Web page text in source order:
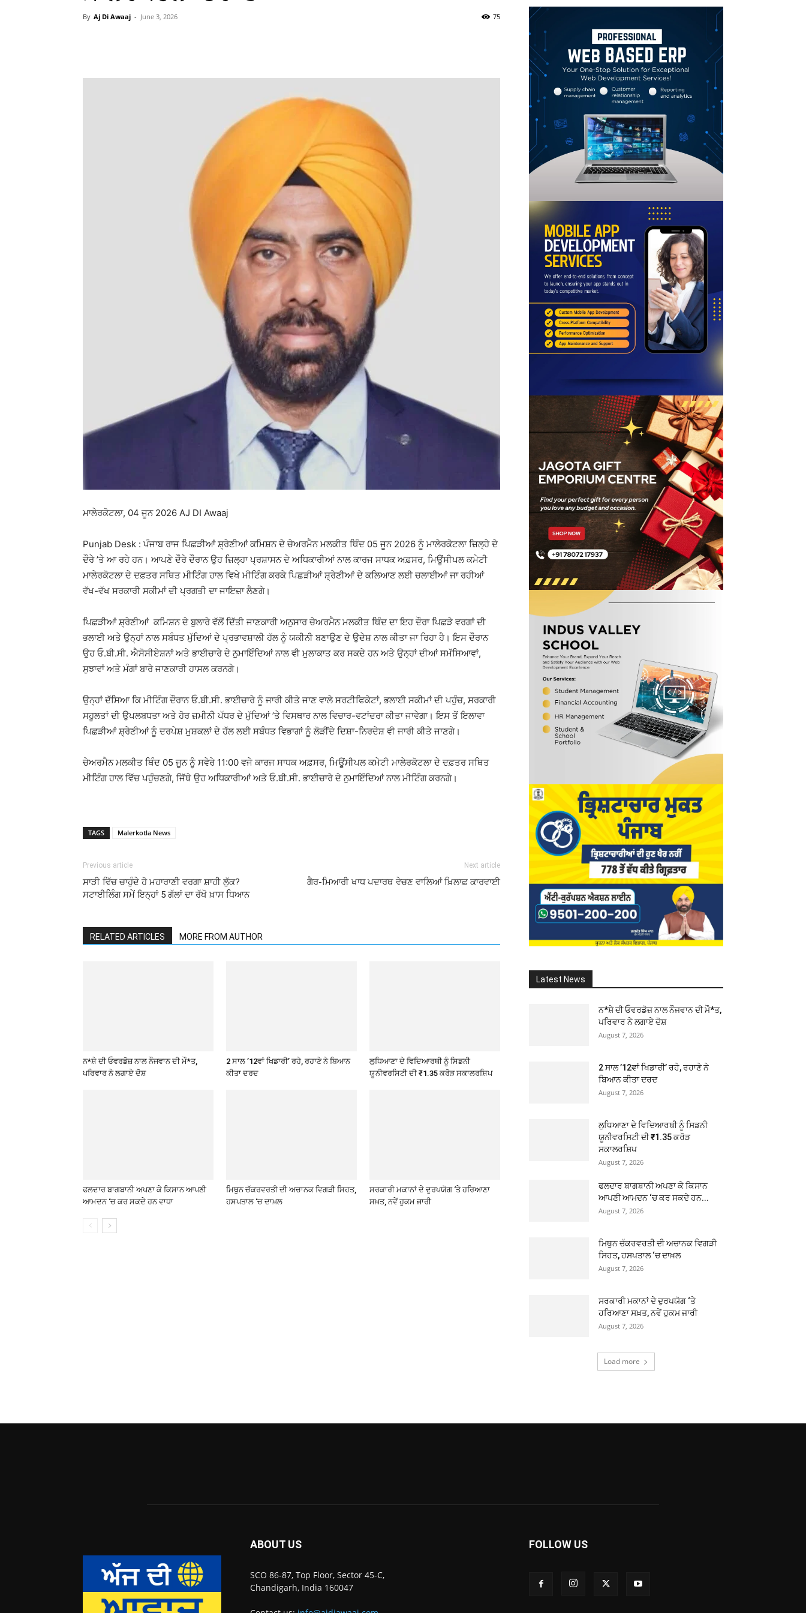
By Aj Di Awaaj - June 3, 2026 75
Email Print
ਮਾਲੇਰਕੋਟਲਾ, 04 ਜੂਨ 2026 AJ DI Awaaj
Punjab Desk : ਪੰਜਾਬ ਰਾਜ ਪਿਛੜੀਆਂ ਸ਼੍ਰੇਣੀਆਂ ਕਮਿਸ਼ਨ ਦੇ ਚੇਅਰਮੈਨ ਮਲਕੀਤ ਥਿੰਦ 05 ਜੂਨ 2026 ਨੂੰ ਮਾਲੇਰਕੋਟਲਾ ਜ਼ਿਲ੍ਹੇ ਦੇ
ਦੌਰੇ ’ਤੇ ਆ ਰਹੇ ਹਨ। ਆਪਣੇ ਦੌਰੇ ਦੌਰਾਨ ਉਹ ਜ਼ਿਲ੍ਹਾ ਪ੍ਰਸ਼ਾਸਨ ਦੇ ਅਧਿਕਾਰੀਆਂ ਨਾਲ ਕਾਰਜ ਸਾਧਕ ਅਫ਼ਸਰ, ਮਿਊਂਸੀਪਲ ਕਮੇਟੀ
ਮਾਲੇਰਕੋਟਲਾ ਦੇ ਦਫ਼ਤਰ ਸਥਿਤ ਮੀਟਿੰਗ ਹਾਲ ਵਿਖੇ ਮੀਟਿੰਗ ਕਰਕੇ ਪਿਛੜੀਆਂ ਸ਼੍ਰੇਣੀਆਂ ਦੇ ਕਲਿਆਣ ਲਈ ਚਲਾਈਆਂ ਜਾ ਰਹੀਆਂ
ਵੱਖ-ਵੱਖ ਸਰਕਾਰੀ ਸਕੀਮਾਂ ਦੀ ਪ੍ਰਗਤੀ ਦਾ ਜਾਇਜ਼ਾ ਲੈਣਗੇ।
ਪਿਛੜੀਆਂ ਸ਼੍ਰੇਣੀਆਂ ਕਮਿਸ਼ਨ ਦੇ ਬੁਲਾਰੇ ਵੱਲੋਂ ਦਿੱਤੀ ਜਾਣਕਾਰੀ ਅਨੁਸਾਰ ਚੇਅਰਮੈਨ ਮਲਕੀਤ ਥਿੰਦ ਦਾ ਇਹ ਦੌਰਾ ਪਿਛੜੇ ਵਰਗਾਂ ਦੀ
ਭਲਾਈ ਅਤੇ ਉਨ੍ਹਾਂ ਨਾਲ ਸਬੰਧਤ ਮੁੱਦਿਆਂ ਦੇ ਪ੍ਰਭਾਵਸ਼ਾਲੀ ਹੱਲ ਨੂੰ ਯਕੀਨੀ ਬਣਾਉਣ ਦੇ ਉਦੇਸ਼ ਨਾਲ ਕੀਤਾ ਜਾ ਰਿਹਾ ਹੈ। ਇਸ ਦੌਰਾਨ
ਉਹ ਓ.ਬੀ.ਸੀ. ਐਸੋਸੀਏਸ਼ਨਾਂ ਅਤੇ ਭਾਈਚਾਰੇ ਦੇ ਨੁਮਾਇੰਦਿਆਂ ਨਾਲ ਵੀ ਮੁਲਾਕਾਤ ਕਰ ਸਕਦੇ ਹਨ ਅਤੇ ਉਨ੍ਹਾਂ ਦੀਆਂ ਸਮੱਸਿਆਵਾਂ,
ਸੁਝਾਵਾਂ ਅਤੇ ਮੰਗਾਂ ਬਾਰੇ ਜਾਣਕਾਰੀ ਹਾਸਲ ਕਰਨਗੇ।
ਉਨ੍ਹਾਂ ਦੱਸਿਆ ਕਿ ਮੀਟਿੰਗ ਦੌਰਾਨ ਓ.ਬੀ.ਸੀ. ਭਾਈਚਾਰੇ ਨੂੰ ਜਾਰੀ ਕੀਤੇ ਜਾਣ ਵਾਲੇ ਸਰਟੀਫਿਕੇਟਾਂ, ਭਲਾਈ ਸਕੀਮਾਂ ਦੀ ਪਹੁੰਚ, ਸਰਕਾਰੀ
ਸਹੂਲਤਾਂ ਦੀ ਉਪਲਬਧਤਾ ਅਤੇ ਹੋਰ ਜ਼ਮੀਨੀ ਪੱਧਰ ਦੇ ਮੁੱਦਿਆਂ ’ਤੇ ਵਿਸਥਾਰ ਨਾਲ ਵਿਚਾਰ-ਵਟਾਂਦਰਾ ਕੀਤਾ ਜਾਵੇਗਾ। ਇਸ ਤੋਂ ਇਲਾਵਾ
ਪਿਛੜੀਆਂ ਸ਼੍ਰੇਣੀਆਂ ਨੂੰ ਦਰਪੇਸ਼ ਮੁਸ਼ਕਲਾਂ ਦੇ ਹੱਲ ਲਈ ਸਬੰਧਤ ਵਿਭਾਗਾਂ ਨੂੰ ਲੋੜੀਂਦੇ ਦਿਸ਼ਾ-ਨਿਰਦੇਸ਼ ਵੀ ਜਾਰੀ ਕੀਤੇ ਜਾਣਗੇ।
ਚੇਅਰਮੈਨ ਮਲਕੀਤ ਥਿੰਦ 05 ਜੂਨ ਨੂੰ ਸਵੇਰੇ 11:00 ਵਜੇ ਕਾਰਜ ਸਾਧਕ ਅਫ਼ਸਰ, ਮਿਊਂਸੀਪਲ ਕਮੇਟੀ ਮਾਲੇਰਕੋਟਲਾ ਦੇ ਦਫ਼ਤਰ ਸਥਿਤ
ਮੀਟਿੰਗ ਹਾਲ ਵਿੱਚ ਪਹੁੰਚਣਗੇ, ਜਿੱਥੇ ਉਹ ਅਧਿਕਾਰੀਆਂ ਅਤੇ ਓ.ਬੀ.ਸੀ. ਭਾਈਚਾਰੇ ਦੇ ਨੁਮਾਇੰਦਿਆਂ ਨਾਲ ਮੀਟਿੰਗ ਕਰਨਗੇ।
TAGS Malerkotla News
Previous article
ਸਾੜੀ ਵਿੱਚ ਚਾਹੁੰਦੇ ਹੋ ਮਹਾਰਾਣੀ ਵਰਗਾ ਸ਼ਾਹੀ ਲੁੱਕ?
ਸਟਾਈਲਿੰਗ ਸਮੇਂ ਇਨ੍ਹਾਂ 5 ਗੱਲਾਂ ਦਾ ਰੱਖੋ ਖ਼ਾਸ ਧਿਆਨ
Next article
ਗੈਰ-ਮਿਆਰੀ ਖਾਧ ਪਦਾਰਥ ਵੇਚਣ ਵਾਲਿਆਂ ਖ਼ਿਲਾਫ਼ ਕਾਰਵਾਈ
RELATED ARTICLES MORE FROM AUTHOR
ਨ*ਸ਼ੇ ਦੀ ਓਵਰਡੋਜ਼ ਨਾਲ ਨੌਜਵਾਨ ਦੀ ਮੌ*ਤ,
ਪਰਿਵਾਰ ਨੇ ਲਗਾਏ ਦੋਸ਼
2 ਸਾਲ ’12ਵਾਂ ਖਿਡਾਰੀ’ ਰਹੇ, ਰਹਾਣੇ ਨੇ ਬਿਆਨ
ਕੀਤਾ ਦਰਦ
ਲੁਧਿਆਣਾ ਦੇ ਵਿਦਿਆਰਥੀ ਨੂੰ ਸਿਡਨੀ
ਯੂਨੀਵਰਸਿਟੀ ਦੀ ₹1.35 ਕਰੋੜ ਸਕਾਲਰਸ਼ਿਪ
ਫਲਦਾਰ ਬਾਗਬਾਨੀ ਅਪਣਾ ਕੇ ਕਿਸਾਨ ਆਪਣੀ
ਆਮਦਨ ‘ਚ ਕਰ ਸਕਦੇ ਹਨ ਵਾਧਾ
ਮਿਥੁਨ ਚੱਕਰਵਰਤੀ ਦੀ ਅਚਾਨਕ ਵਿਗੜੀ ਸਿਹਤ,
ਹਸਪਤਾਲ ‘ਚ ਦਾਖ਼ਲ
ਸਰਕਾਰੀ ਮਕਾਨਾਂ ਦੇ ਦੁਰਪਯੋਗ ‘ਤੇ ਹਰਿਆਣਾ
ਸਖ਼ਤ, ਨਵੇਂ ਹੁਕਮ ਜਾਰੀ
Latest News
ਨ*ਸ਼ੇ ਦੀ ਓਵਰਡੋਜ਼ ਨਾਲ ਨੌਜਵਾਨ ਦੀ ਮੌ*ਤ,
ਪਰਿਵਾਰ ਨੇ ਲਗਾਏ ਦੋਸ਼
August 7, 2026
2 ਸਾਲ ’12ਵਾਂ ਖਿਡਾਰੀ’ ਰਹੇ, ਰਹਾਣੇ ਨੇ
ਬਿਆਨ ਕੀਤਾ ਦਰਦ
August 7, 2026
ਲੁਧਿਆਣਾ ਦੇ ਵਿਦਿਆਰਥੀ ਨੂੰ ਸਿਡਨੀ
ਯੂਨੀਵਰਸਿਟੀ ਦੀ ₹1.35 ਕਰੋੜ
ਸਕਾਲਰਸ਼ਿਪ
August 7, 2026
ਫਲਦਾਰ ਬਾਗਬਾਨੀ ਅਪਣਾ ਕੇ ਕਿਸਾਨ
ਆਪਣੀ ਆਮਦਨ ‘ਚ ਕਰ ਸਕਦੇ ਹਨ...
August 7, 2026
ਮਿਥੁਨ ਚੱਕਰਵਰਤੀ ਦੀ ਅਚਾਨਕ ਵਿਗੜੀ
ਸਿਹਤ, ਹਸਪਤਾਲ ‘ਚ ਦਾਖ਼ਲ
August 7, 2026
ਸਰਕਾਰੀ ਮਕਾਨਾਂ ਦੇ ਦੁਰਪਯੋਗ ‘ਤੇ
ਹਰਿਆਣਾ ਸਖ਼ਤ, ਨਵੇਂ ਹੁਕਮ ਜਾਰੀ
August 7, 2026
Load more
ABOUT US
SCO 86-87, Top Floor, Sector 45-C,
Chandigarh, India 160047
FOLLOW US